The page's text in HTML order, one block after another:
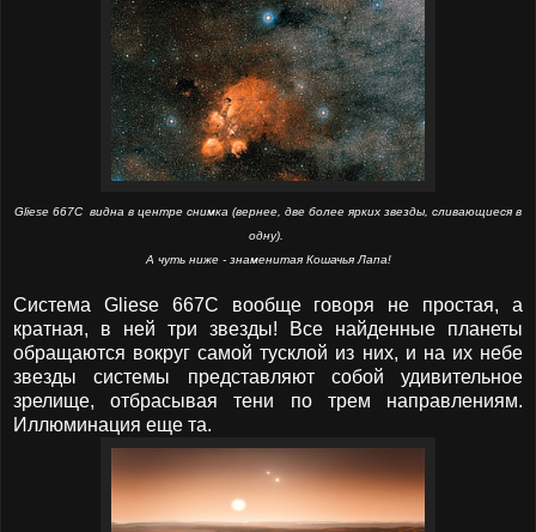
Gliese 667C видна в центре снимка (вернее, две более ярких звезды, сливающиеся в
одну).
А чуть ниже - знаменитая Кошачья Лапа!
Система Gliese 667C вообще говоря не простая, а
кратная, в ней три звезды! Все найденные планеты
обращаются вокруг самой тусклой из них, и на их небе
звезды системы представляют собой удивительное
зрелище, отбрасывая тени по трем направлениям.
Иллюминация еще та.